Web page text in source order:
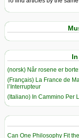
(norsk) Når rosene er
(Français) La France de
l’Interrupteur
(Italiano) In Cammino Per
Can One Philosophy Fit